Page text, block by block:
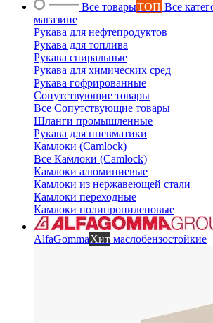
Все товарыТОП Все
магазине
Рукава для нефтепродуктов
Рукава для топлива
Рукава спиральные
Рукава для химических сред
Рукава гофрированные
Сопутствующие товары
Все Сопутствующие товары
Шланги промышленные
Рукава для пневматики
Камлоки (Camlock)
Все Камлоки (Camlock)
Камлоки алюминиевые
Камлоки из нержавеющей стали
Камлоки переходные
Камлоки полипропиленовые
AlfaGommaХит маслобензостойкие